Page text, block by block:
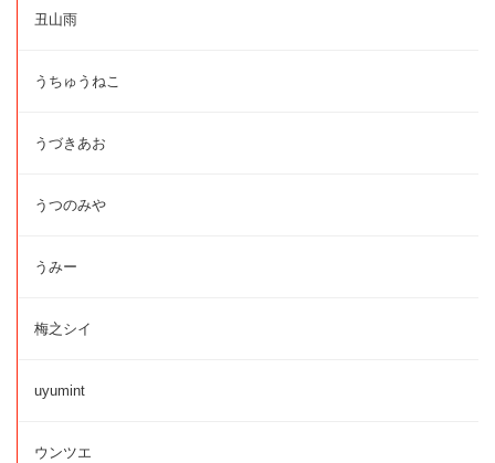
丑山雨
うちゅうねこ
うづきあお
うつのみや
うみー
梅之シイ
uyumint
ウンツエ